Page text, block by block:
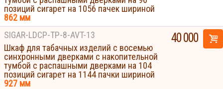
позиций сигарет на 1056 пачек шириной
862 мм
SIGAR-LDCP-TP-8-AVT-13
Шкаф для табачных изделий с восемью
синхронными дверками с накопительной
тумбой с распашными дверками на 104
позиций сигарет на 1144 пачки шириной
927 мм
40 000